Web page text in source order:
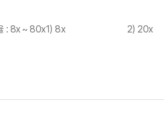
Apo4. 배율 : 8x ~ 80x1) 8x 2)